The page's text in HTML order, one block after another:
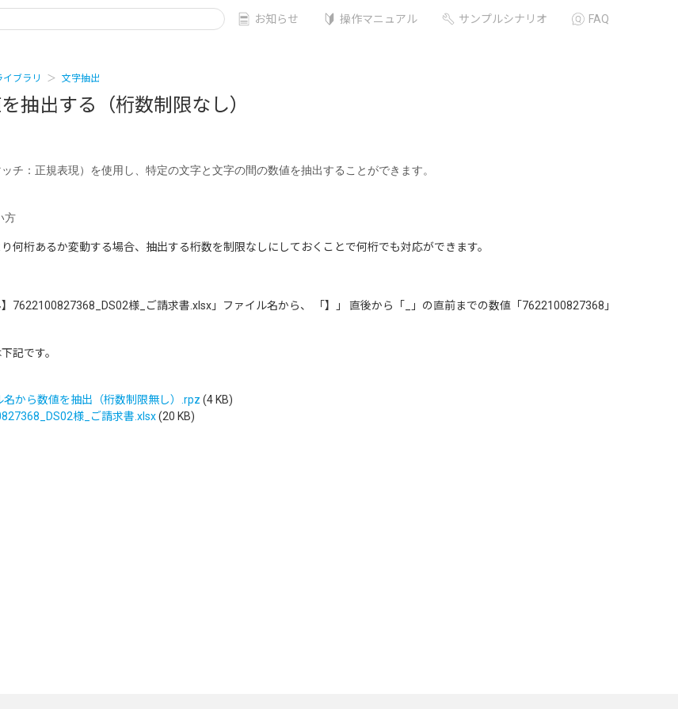
お知らせ 操作マニュアル サンプルシナリオ FAQ
ブラリ 文字抽出
抽出する（桁数制限なし）
チ：正規表現）を使用し、特定の文字と文字の間の数値を抽出することができます。
方
何桁あるか変動する場合、抽出する桁数を制限なしにしておくことで何桁でも対応ができます。
様_ご請求書.xlsx」ファイル名から、 「】」 直後から「_」の直前までの数値「7622100827368」
です。
から数値を抽出（桁数制限無し）.rpz (4 KB)
様_ご請求書.xlsx(20 KB)